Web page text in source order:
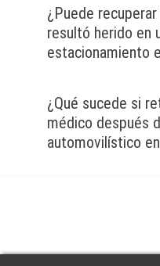
¿Puede
resultó herido en
estacionamiento
¿Qué sucede si
médico después
automovilístico